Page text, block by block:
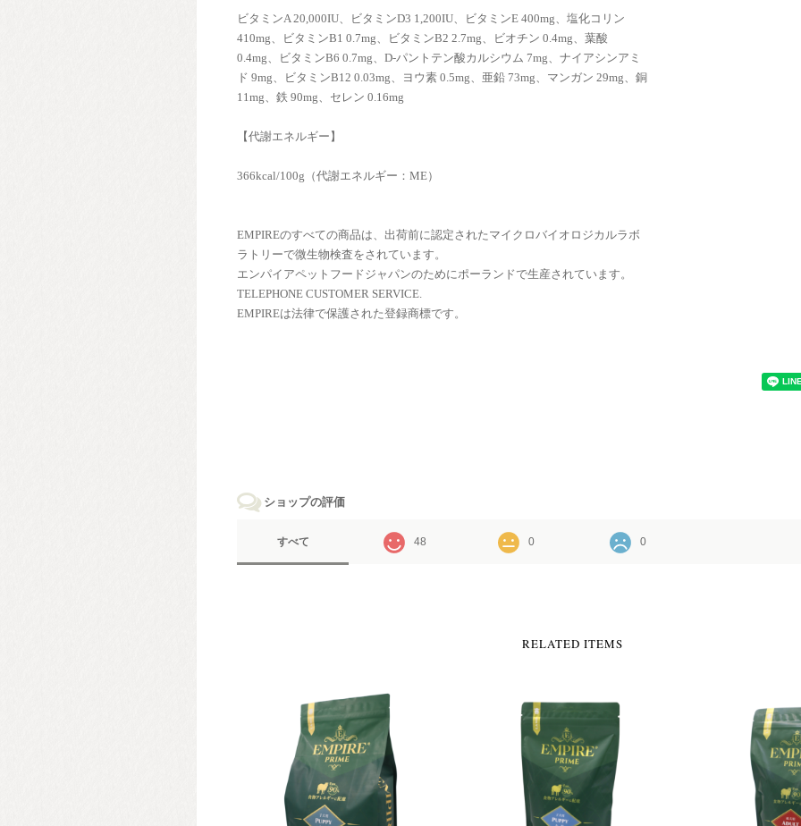
ビタミンA 20,000IU、ビタミンD3 1,200IU、ビタミンE 400mg、塩化コリン
410mg、ビタミンB1 0.7mg、ビタミンB2 2.7mg、ビオチン 0.4mg、葉酸
0.4mg、ビタミンB6 0.7mg、D-パントテン酸カルシウム 7mg、ナイアシンアミ
ド 9mg、ビタミンB12 0.03mg、ヨウ素 0.5mg、亜鉛 73mg、マンガン 29mg、銅
11mg、鉄 90mg、セレン 0.16mg
【代謝エネルギー】
366kcal/100g（代謝エネルギー：ME）
EMPIREのすべての商品は、出荷前に認定されたマイクロバイオロジカルラボ
ラトリーで微生物検査をされています。
エンパイアペットフードジャパンのためにポーランドで生産されています。
TELEPHONE CUSTOMER SERVICE.
EMPIREは法律で保護された登録商標です。
ショップの評価
すべて 48 0 0
RELATED ITEMS